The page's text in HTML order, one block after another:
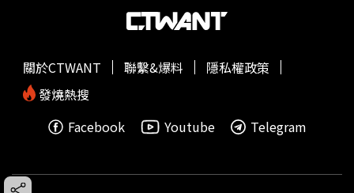
關於CTWANT 聯繫&爆料
隱私權政策
發燒熱搜
Facebook
Youtube Telegram